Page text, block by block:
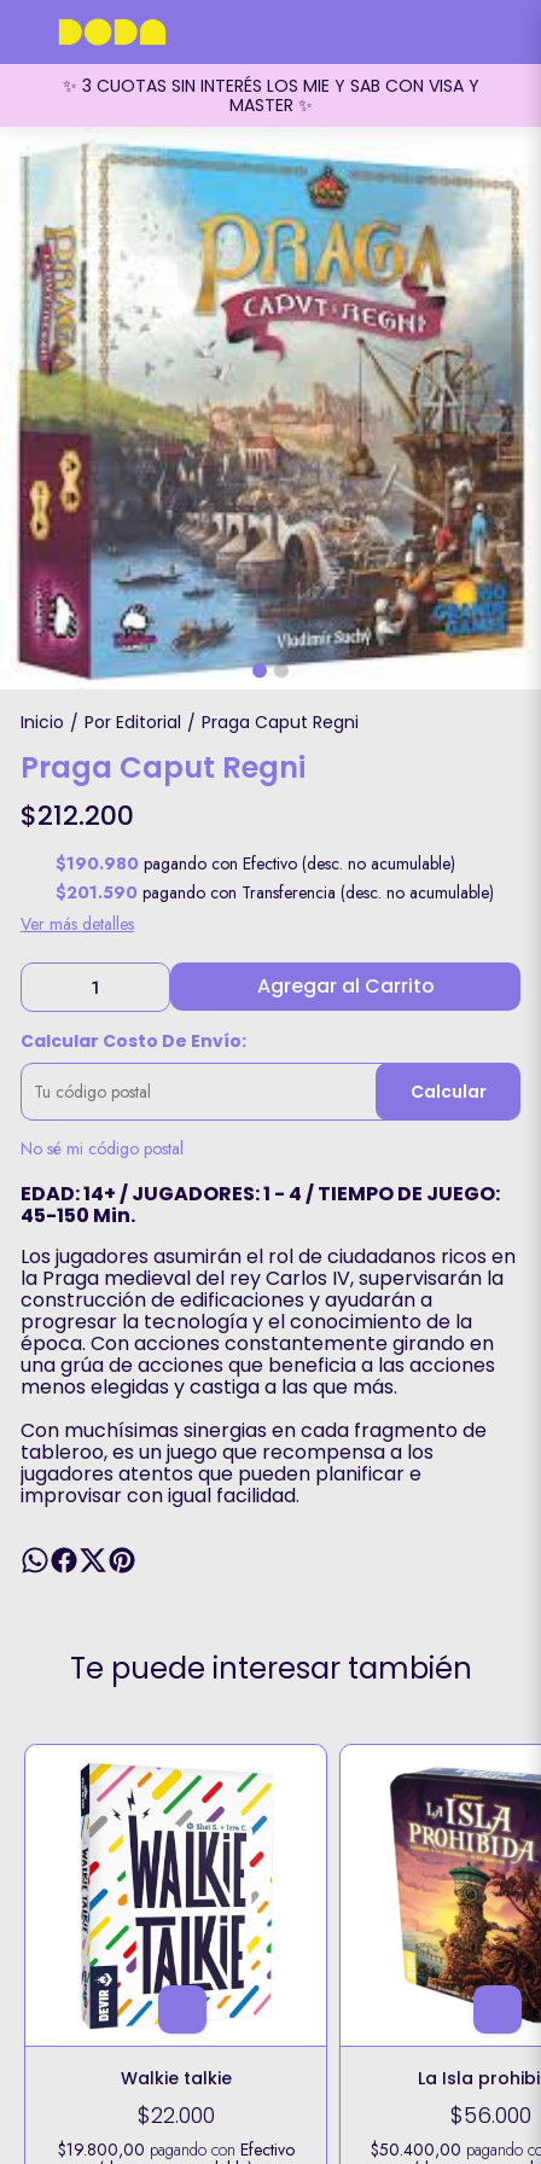
✨ 3 CUOTAS SIN INTERÉS LOS MIE Y SAB CON VISA Y
MASTER ✨
Inicio / Por Editorial / Praga Caput Regni
Praga Caput Regni
$212.200
$190.980 pagando con Efectivo (desc. no acumulable)
$201.590 pagando con Transferencia (desc. no acumulable)
Ver más detalles
Agregar al Carrito
Calcular Costo De Envío:
Calcular
No sé mi código postal
EDAD: 14+ / JUGADORES: 1 - 4 / TIEMPO DE JUEGO:
45-150 Min.
Los jugadores asumirán el rol de ciudadanos ricos en
la Praga medieval del rey Carlos IV, supervisarán la
construcción de edificaciones y ayudarán a
progresar la tecnología y el conocimiento de la
época. Con acciones constantemente girando en
una grúa de acciones que beneficia a las acciones
menos elegidas y castiga a las que más.
Con muchísimas sinergias en cada fragmento de
tableroo, es un juego que recompensa a los
jugadores atentos que pueden planificar e
improvisar con igual facilidad.
Te puede interesar también
Walkie talkie
$22.000
$19.800,00 pagando con Efectivo
La Isla
$56.000
$50.400,00 pagando